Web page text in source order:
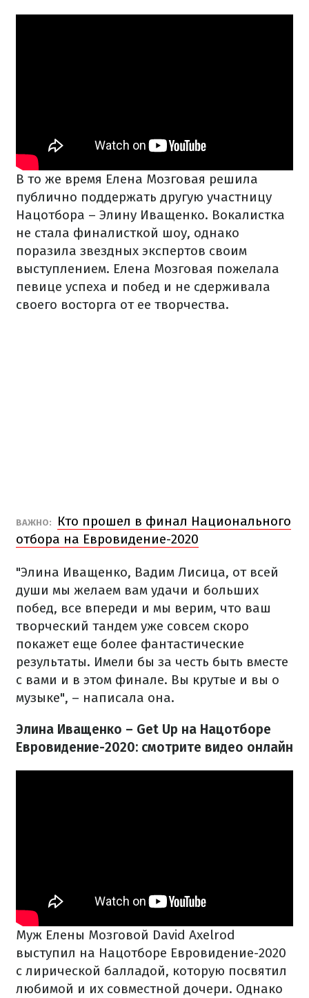
В то же время Елена Мозговая решила
публично поддержать другую участницу
Нацотбора – Элину Иващенко. Вокалистка
не стала финалисткой шоу, однако
поразила звездных экспертов своим
выступлением. Елена Мозговая пожелала
певице успеха и побед и не сдерживала
своего восторга от ее творчества.
ВАЖНО:
Кто прошел в финал Национального
отбора на Евровидение-2020
"Элина Иващенко, Вадим Лисица, от всей
души мы желаем вам удачи и больших
побед, все впереди и мы верим, что ваш
творческий тандем уже совсем скоро
покажет еще более фантастические
результаты. Имели бы за честь быть вместе
с вами и в этом финале. Вы крутые и вы о
музыке", – написала она.
Элина Иващенко – Get Up на Нацотборе
Евровидение-2020: смотрите видео онлайн
Муж Елены Мозговой David Axelrod
выступил на Нацотборе Евровидение-2020
с лирической балладой, которую посвятил
любимой и их совместной дочери. Однако